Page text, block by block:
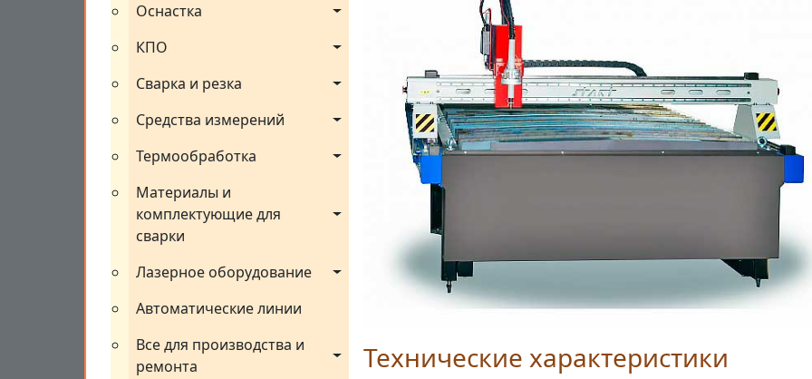
Оснастка
КПО
Сварка и резка
Средства измерений
Термообработка
Материалы и
комплектующие для
сварки
Лазерное оборудование
Автоматические линии
Все для производства и
ремонта
Технические характеристики